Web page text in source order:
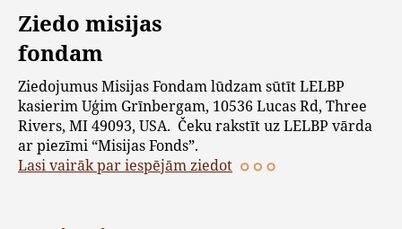
Ziedo misijas
fondam
Ziedojumus Misijas Fondam lūdzam sūtīt LELBP
kasierim Uģim Grīnbergam, 10536 Lucas Rd, Three
Rivers, MI 49093, USA. Čeku rakstīt uz LELBP vārda
ar piezīmi “Misijas Fonds”.
Lasi vairāk par iespējām ziedot